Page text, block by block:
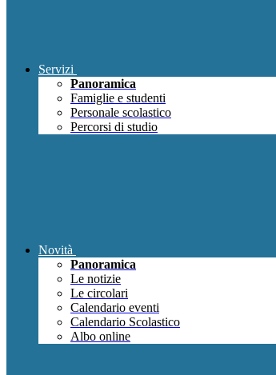
Servizi
Panoramica
Famiglie e studenti
Personale scolastico
Percorsi di studio
Novità
Panoramica
Le notizie
Le circolari
Calendario eventi
Calendario Scolastico
Albo online